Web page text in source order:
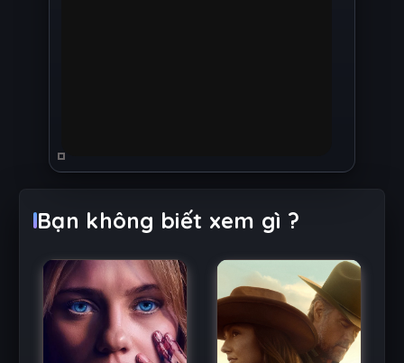
Bạn không biết xem gì ?